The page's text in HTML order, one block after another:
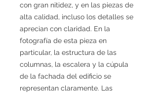
con gran nitidez, y en las piezas de
alta calidad, incluso los detalles se
aprecian con claridad. En la
fotografía de esta pieza en
particular, la estructura de las
columnas, la escalera y la cúpula
de la fachada del edificio se
representan claramente. Las